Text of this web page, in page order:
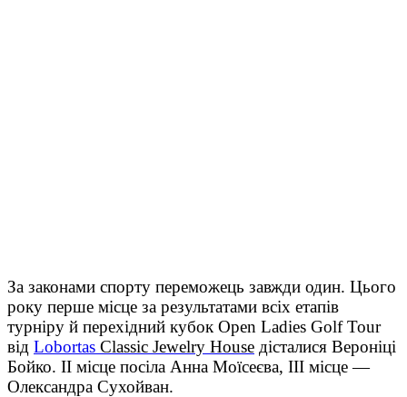
За законами спорту переможець завжди один. Цього
року перше місце за результатами всіх етапів
турніру й перехідний кубок Open Ladies Golf Tour
від Lobortas Classic Jewelry House дісталися Вероніці
Бойко. ІІ місце посіла Анна Моїсеєва, ІІІ місце —
Олександра Сухойван.